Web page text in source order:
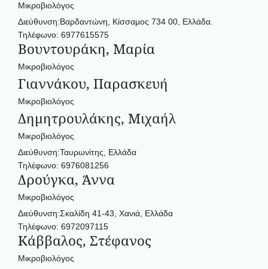
Μικροβιολόγος
Διεύθυνση:Βαρδαντώνη, Κίσσαμος 734 00, Ελλάδα.
Τηλέφωνο: 6977615575
Βουντουράκη, Μαρία
Μικροβιολόγος
Γιαννάκου, Παρασκευή
Μικροβιολόγος
Δημητρουλάκης, Μιχαήλ
Μικροβιολόγος
Διεύθυνση:Ταυρωνίτης, Ελλάδα
Τηλέφωνο: 6976081256
Δρούγκα, Άννα
Μικροβιολόγος
Διεύθυνση:Σκαλίδη 41-43, Χανιά, Ελλάδα
Τηλέφωνο: 6972097115
Κάββαλος, Στέφανος
Μικροβιολόγος